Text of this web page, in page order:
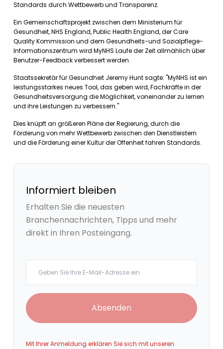
Standards durch Wettbewerb und Transparenz.
Ein Gemeinschaftsprojekt zwischen dem Ministerium für
Gesundheit, NHS England, Public Health England, der Care
Quality Kommission und dem Gesundheits-und Sozialpflege-
Informationszentrum wird MyNHS Laufe der Zeit allmählich über
Benutzer-Feedback verbessert werden.
Staatssekretär für Gesundheit Jeremy Hunt sagte: "MyNHS ist ein
leistungsstarkes neues Tool, das geben wird, Fachkräfte in der
Gesundheitsversorgung die Möglichkeit, voneinander zu lernen
und ihre Leistungen zu verbessern."
Dies knüpft an größeren Pläne der Regierung, durch die
Förderung von mehr Wettbewerb zwischen den Dienstleistern
und die Förderung einer Kultur der Offenheit fahren Standards.
Informiert bleiben
Erhalten Sie die neuesten
Branchennachrichten, Tipps und mehr
direkt in Ihren Posteingang.
Absenden
Mit Ihrer Anmeldung erklären Sie sich mit unseren